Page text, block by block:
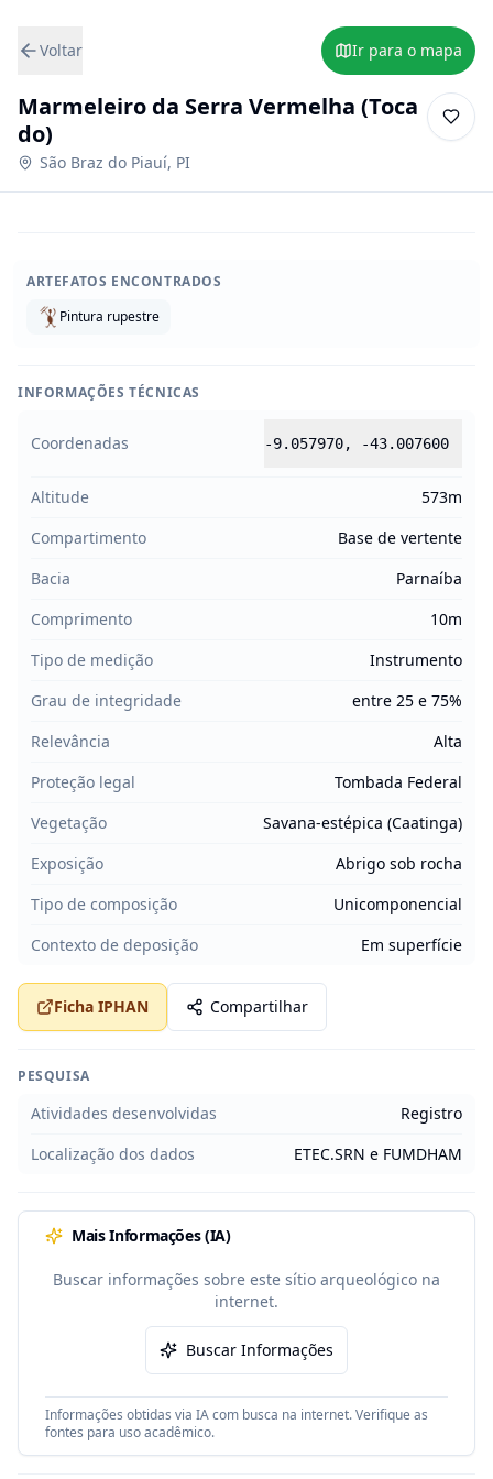
Voltar Ir para o mapa
Marmeleiro da Serra Vermelha (Toca
do)
São Braz do Piauí, PI
ARTEFATOS ENCONTRADOS
Pintura rupestre
INFORMAÇÕES TÉCNICAS
Coordenadas -9.057970, -43.007600
Altitude
573m
Compartimento
Base de vertente
Bacia
Parnaíba
Comprimento
10m
Tipo de medição
Instrumento
Grau de integridade
entre 25 e 75%
Relevância
Alta
Proteção legal
Tombada Federal
Vegetação
Savana-estépica (Caatinga)
Exposição
Abrigo sob rocha
Tipo de composição
Unicomponencial
Contexto de deposição
Em superfície
Ficha IPHAN Compartilhar
PESQUISA
Atividades desenvolvidas
Registro
Localização dos dados
ETEC.SRN e FUMDHAM
Mais Informações (IA)
Buscar informações sobre este sítio arqueológico na
internet.
Buscar Informações
Informações obtidas via IA com busca na internet. Verifique as
fontes para uso acadêmico.